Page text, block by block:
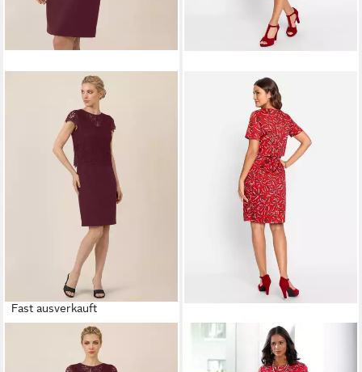
Fast ausverkauft
Etuikleid mit
Spitzenjäckchen
Etuikleid Kleid Kurzarm
ab 89,99 €